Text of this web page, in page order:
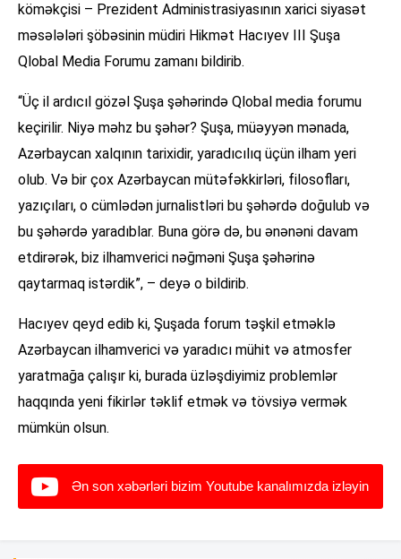
köməkçisi – Prezident Administrasiyasının xarici siyasət
məsələləri şöbəsinin müdiri Hikmət Hacıyev III Şuşa
Qlobal Media Forumu zamanı bildirib.
“Üç il ardıcıl gözəl Şuşa şəhərində Qlobal media forumu
keçirilir. Niyə məhz bu şəhər? Şuşa, müəyyən mənada,
Azərbaycan xalqının tarixidir, yaradıcılıq üçün ilham yeri
olub. Və bir çox Azərbaycan mütəfəkkirləri, filosofları,
yazıçıları, o cümlədən jurnalistləri bu şəhərdə doğulub və
bu şəhərdə yaradıblar. Buna görə də, bu ənənəni davam
etdirərək, biz ilhamverici nəğməni Şuşa şəhərinə
qaytarmaq istərdik”, – deyə o bildirib.
Hacıyev qeyd edib ki, Şuşada forum təşkil etməklə
Azərbaycan ilhamverici və yaradıcı mühit və atmosfer
yaratmağa çalışır ki, burada üzləşdiyimiz problemlər
haqqında yeni fikirlər təklif etmək və tövsiyə vermək
mümkün olsun.
Ən son xəbərləri bizim Youtube kanalımızda izləyin